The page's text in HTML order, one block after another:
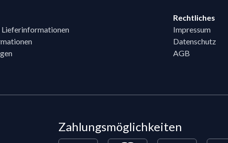
Lieferinformationen
Rechtliches
Impressum
Datenschutz
AGB
Zahlungsmöglichkeiten